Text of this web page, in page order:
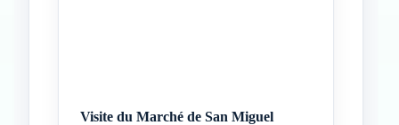
Visite du Marché de San Miguel